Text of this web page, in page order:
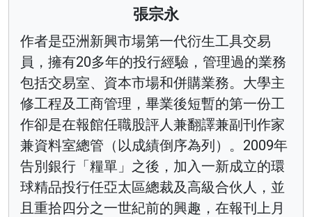
張宗永
作者是亞洲新興市場第一代衍生工具交易
員，擁有20多年的投行經驗，管理過的業務
包括交易室、資本市場和併購業務。大學主
修工程及工商管理，畢業後短暫的第一份工
作卻是在報館任職股評人兼翻譯兼副刊作家
兼資料室總管（以成績倒序為列）。2009年
告別銀行「糧單」之後，加入一新成立的環
球精品投行任亞太區總裁及高級合伙人，並
且重拾四分之一世紀前的興趣，在報刊上月